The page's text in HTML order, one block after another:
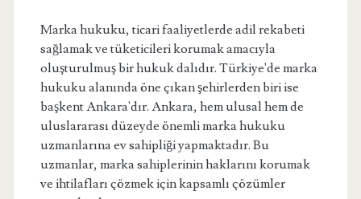
Marka hukuku, ticari faaliyetlerde adil rekabeti
sağlamak ve tüketicileri korumak amacıyla
oluşturulmuş bir hukuk dalıdır. Türkiye'de marka
hukuku alanında öne çıkan şehirlerden biri ise
başkent Ankara'dır. Ankara, hem ulusal hem de
uluslararası düzeyde önemli marka hukuku
uzmanlarına ev sahipliği yapmaktadır. Bu
uzmanlar, marka sahiplerinin haklarını korumak
ve ihtilafları çözmek için kapsamlı çözümler